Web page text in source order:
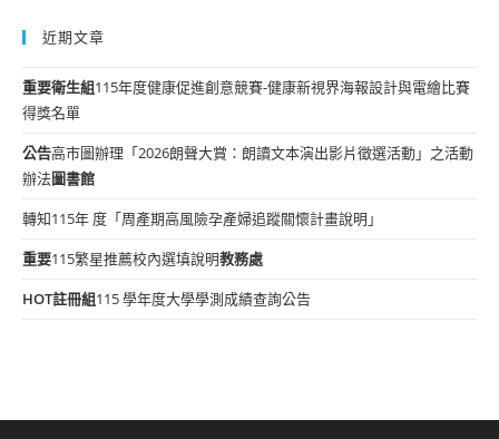
近期文章
重要衛生組115年度健康促進創意競賽-健康新視界海報設計與電繪比賽
得獎名單
公告高市圖辦理「2026朗聲大賞：朗讀文本演出影片徵選活動」之活動
辦法圖書館
轉知115年 度「周產期高風險孕產婦追蹤關懷計畫說明」
重要115繁星推薦校內選填說明教務處
HOT註冊組115 學年度大學學測成績查詢公告